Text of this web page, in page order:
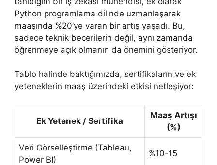
Python programlama dilinde uzmanlaşarak
maaşında %20’ye varan bir artış yaşadı. Bu,
sadece teknik becerilerin değil, aynı zamanda
öğrenmeye açık olmanın da önemini gösteriyor.
Tablo halinde baktığımızda, sertifikaların ve ek
yeteneklerin maaş üzerindeki etkisi netleşiyor:
Ek Yetenek / Sertifika
Maaş Artışı
(%)
Veri Görselleştirme (Tableau,
Power BI)
%10-15